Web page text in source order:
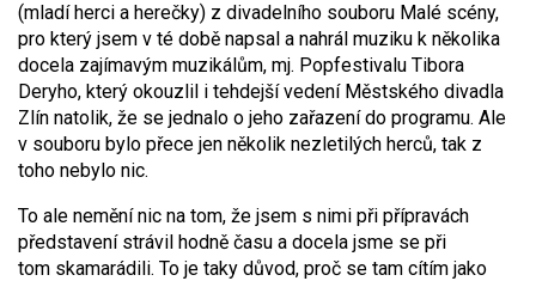
(mladí herci a herečky) z divadelního souboru Malé scény,
pro který jsem v té době napsal a nahrál muziku k několika
docela zajímavým muzikálům, mj. Popfestivalu Tibora
Deryho, který okouzlil i tehdejší vedení Městského divadla
Zlín natolik, že se jednalo o jeho zařazení do programu. Ale
v souboru bylo přece jen několik nezletilých herců, tak z
toho nebylo nic.
To ale nemění nic na tom, že jsem s nimi při přípravách
představení strávil hodně času a docela jsme se při
tom skamarádili. To je taky důvod, proč se tam cítím jako